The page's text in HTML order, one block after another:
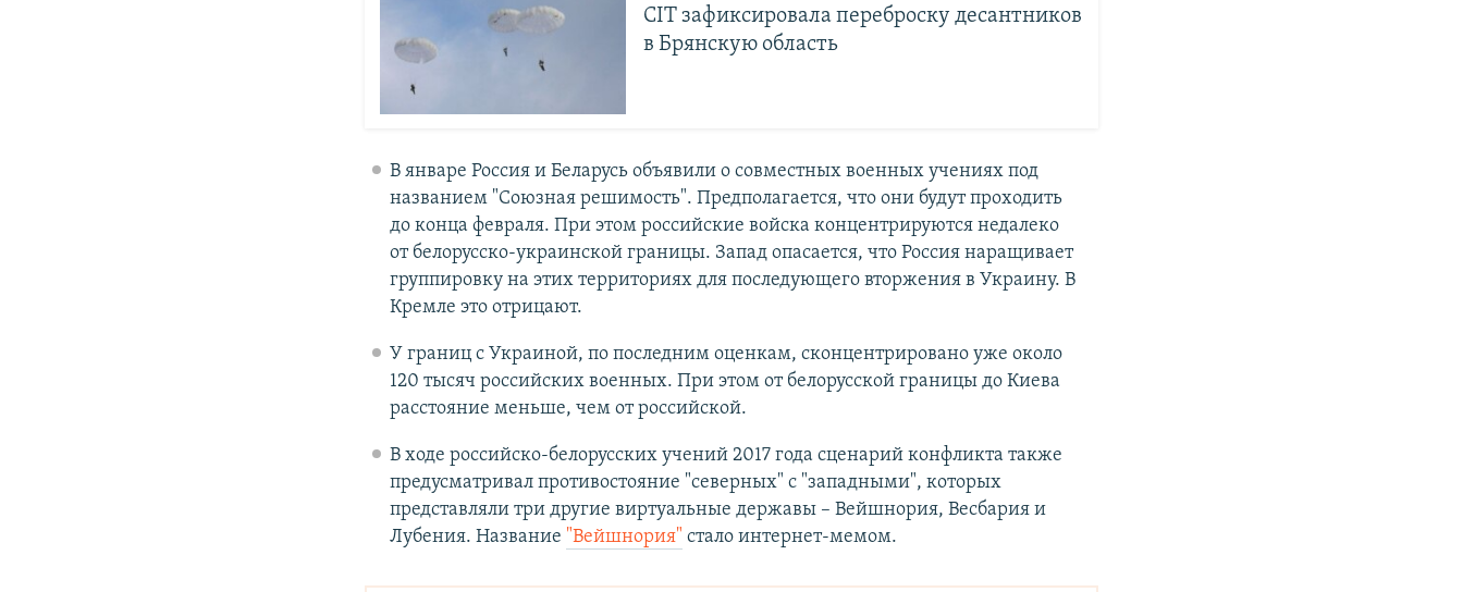
CIT зафиксировала переброску десантников
в Брянскую область
В январе Россия и Беларусь объявили о совместных военных учениях под
названием "Союзная решимость". Предполагается, что они будут проходить
до конца февраля. При этом российские войска концентрируются недалеко
от белорусско-украинской границы. Запад опасается, что Россия наращивает
группировку на этих территориях для последующего вторжения в Украину. В
Кремле это отрицают.
У границ с Украиной, по последним оценкам, сконцентрировано уже около
120 тысяч российских военных. При этом от белорусской границы до Киева
расстояние меньше, чем от российской.
В ходе российско-белорусских учений 2017 года сценарий конфликта также
предусматривал противостояние "северных" с "западными", которых
представляли три другие виртуальные державы – Вейшнория, Весбария и
Лубения. Название "Вейшнория" стало интернет-мемом.